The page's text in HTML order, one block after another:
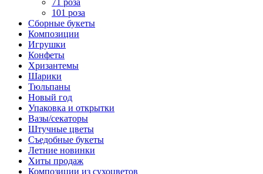
71 роза
101 роза
Сборные букеты
Композиции
Игрушки
Конфеты
Хризантемы
Шарики
Тюльпаны
Новый год
Упаковка и открытки
Вазы/секаторы
Штучные цветы
Съедобные букеты
Летние новинки
Хиты продаж
Композиции из сухоцветов